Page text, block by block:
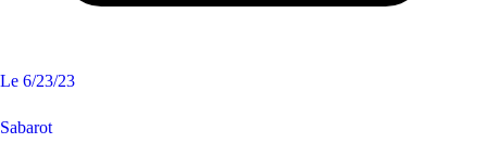
Le 6/23/23
Sabarot